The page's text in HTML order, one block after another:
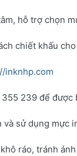
hỗ trợ chọn
chiết khấu
inknhp.com
239 để được
và sử dụng mực
ráo, tránh